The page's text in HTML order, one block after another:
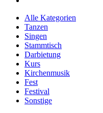
Alle Kategorien
Tanzen
Singen
Stammtisch
Darbietung
Kurs
Kirchenmusik
Fest
Festival
Sonstige